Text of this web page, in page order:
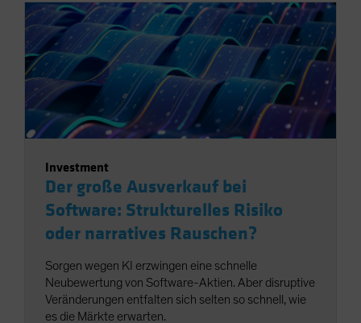
Investment
Der große Ausverkauf bei
Software: Strukturelles Risiko
oder narratives Rauschen?
Sorgen wegen KI erzwingen eine schnelle
Neubewertung von Software-Aktien. Aber disruptive
Veränderungen entfalten sich selten so schnell, wie
es die Märkte erwarten.